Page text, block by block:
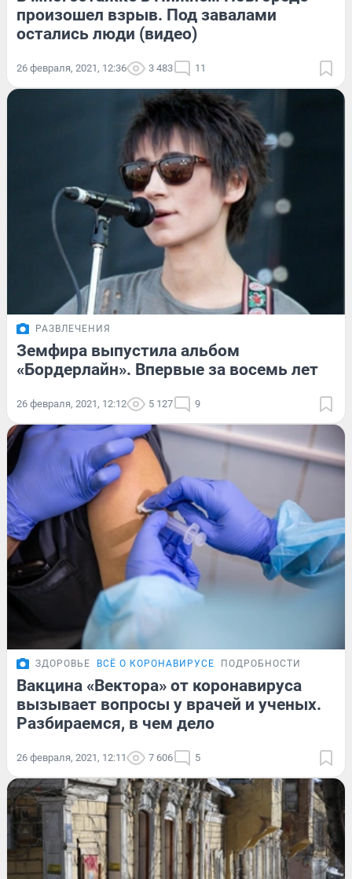
произошел взрыв. Под завалами
остались люди (видео)
26 февраля, 2021, 12:36 3 483 11
РАЗВЛЕЧЕНИЯ
Земфира выпустила альбом
«Бордерлайн». Впервые за восемь лет
26 февраля, 2021, 12:12 5 127 9
ЗДОРОВЬЕ ВСЁ О КОРОНАВИРУСЕ ПОДРОБНОСТИ
Вакцина «Вектора» от коронавируса
вызывает вопросы у врачей и ученых.
Разбираемся, в чем дело
26 февраля, 2021, 12:11 7 606 5